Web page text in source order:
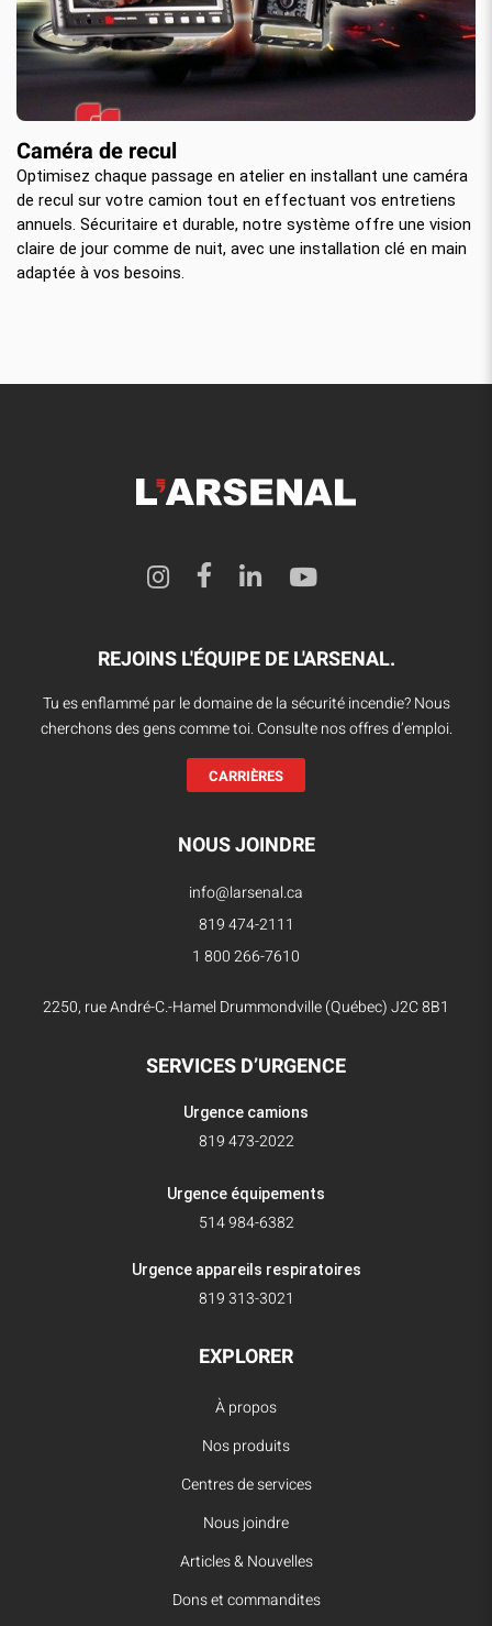
Caméra de recul
Optimisez chaque passage en atelier en installant une caméra
de recul sur votre camion tout en effectuant vos entretiens
annuels. Sécuritaire et durable, notre système offre une vision
claire de jour comme de nuit, avec une installation clé en main
adaptée à vos besoins.
REJOINS L'ÉQUIPE DE L'ARSENAL.
Tu es enflammé par le domaine de la sécurité incendie? Nous
cherchons des gens comme toi. Consulte nos offres d’emploi.
CARRIÈRES
NOUS JOINDRE
info@larsenal.ca
819 474-2111
1 800 266-7610
2250, rue André-C.-Hamel Drummondville (Québec) J2C 8B1
SERVICES D’URGENCE
Urgence camions
819 473-2022
Urgence équipements
514 984-6382
Urgence appareils respiratoires
819 313-3021
EXPLORER
À propos
Nos produits
Centres de services
Nous joindre
Articles & Nouvelles
Dons et commandites